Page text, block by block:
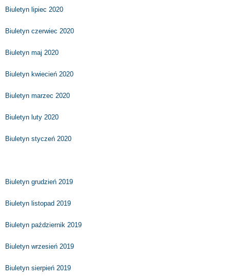
Biuletyn lipiec 2020
Biuletyn czerwiec 2020
Biuletyn maj 2020
Biuletyn kwiecień 2020
Biuletyn marzec 2020
Biuletyn luty 2020
Biuletyn styczeń 2020
Biuletyn grudzień 2019
Biuletyn listopad 2019
Biuletyn październik 2019
Biuletyn wrzesień 2019
Biuletyn sierpień 2019